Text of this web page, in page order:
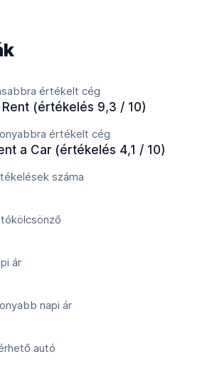
értékelt cég
(értékelés 9,3 / 10)
értékelt cég
a Car (értékelés 4,1 / 10)
száma
ár
napi ár
autó